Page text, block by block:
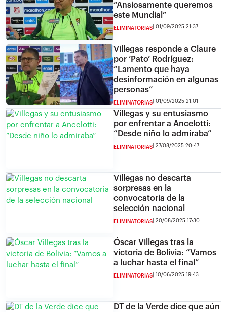
“Ansiosamente queremos
este Mundial”
ELIMINATORIAS 01/09/2025 21:37
Villegas responde a Claure
por ‘Pato’ Rodríguez:
“Lamento que haya
desinformación en algunas
personas”
ELIMINATORIAS 01/09/2025 21:01
Villegas y su entusiasmo
por enfrentar a Ancelotti:
“Desde niño lo admiraba”
ELIMINATORIAS 27/08/2025 20:47
Villegas no descarta
sorpresas en la
convocatoria de la
selección nacional
ELIMINATORIAS 20/08/2025 17:30
Óscar Villegas tras la
victoria de Bolivia: “Vamos
a luchar hasta el final”
ELIMINATORIAS 10/06/2025 19:43
DT de la Verde dice que aún